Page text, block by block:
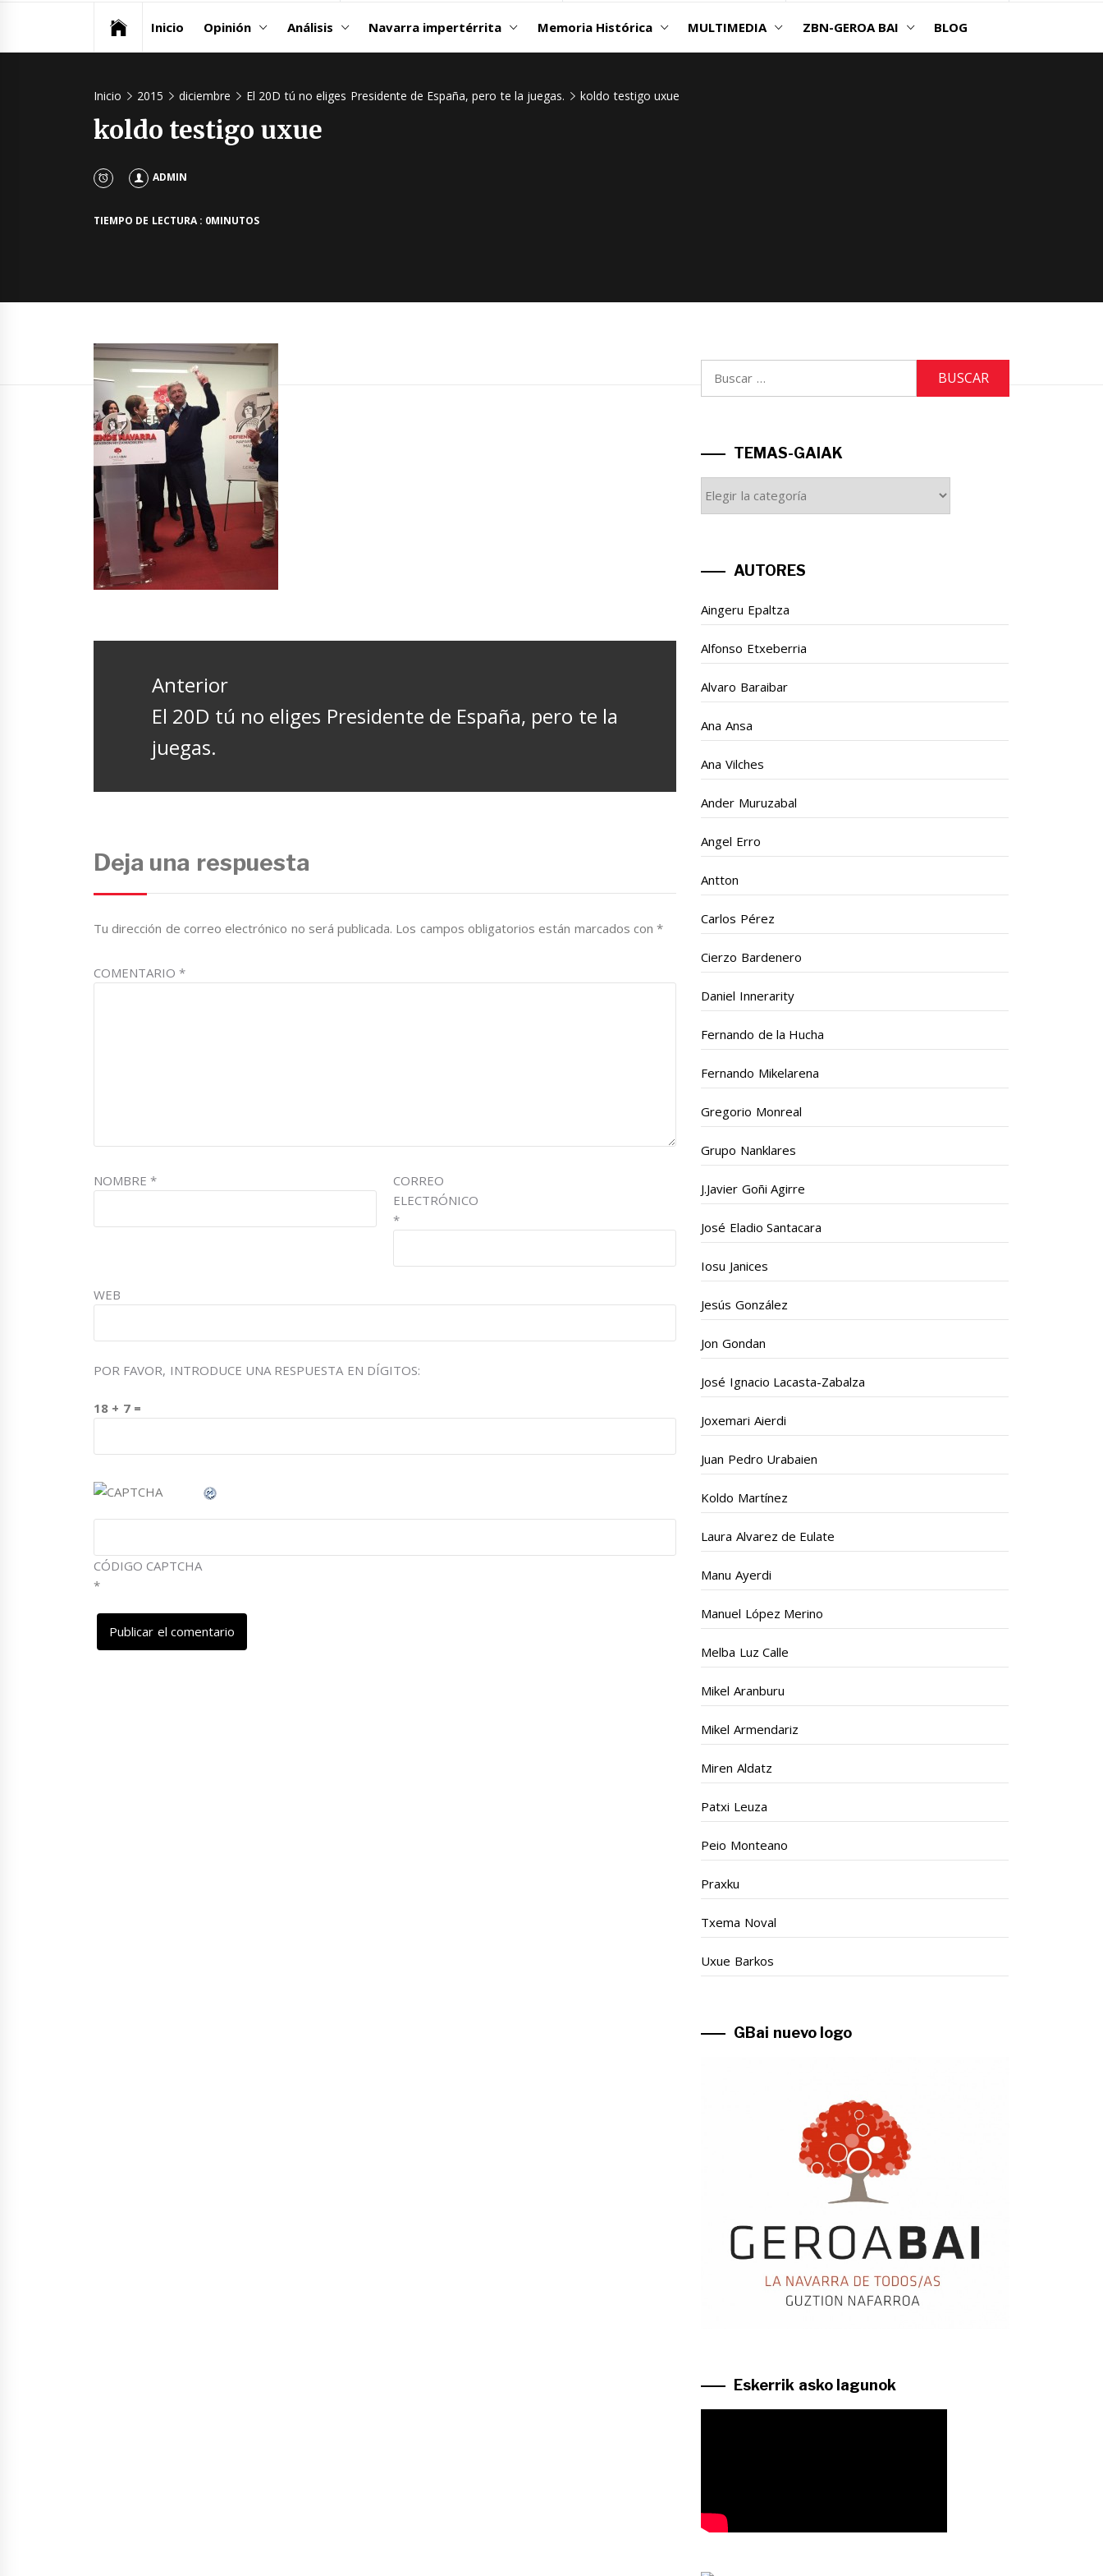
Inicio Opinión Análisis Navarra impertérrita Memoria Histórica MULTIMEDIA ZBN-GEROA BAI BLOG
Inicio 2015 diciembre El 20D tú no eliges Presidente de España, pero te la juegas. koldo testigo uxue
koldo testigo uxue
ADMIN
TIEMPO DE LECTURA : 0MINUTOS
Navegación
entradas
Anterior
Entrada
anterior:
El 20D tú no eliges Presidente de España, pero te la
juegas.
Deja una respuesta
Tu dirección de correo electrónico no será publicada. Los campos obligatorios están marcados con*
COMENTARIO*
NOMBRE*
CORREO
ELECTRÓNICO
*
WEB
POR FAVOR, INTRODUCE UNA RESPUESTA EN DÍGITOS:
18 + 7 =
CÓDIGO CAPTCHA
*
TEMAS-GAIAK
GAIAK
AUTORES
Aingeru Epaltza
Alfonso Etxeberria
Alvaro Baraibar
Ana Ansa
Ana Vilches
Ander Muruzabal
Angel Erro
Antton
Carlos Pérez
Cierzo Bardenero
Daniel Innerarity
Fernando de la Hucha
Fernando Mikelarena
Gregorio Monreal
Grupo Nanklares
J.Javier Goñi Agirre
José Eladio Santacara
Iosu Janices
Jesús González
Jon Gondan
José Ignacio Lacasta-Zabalza
Joxemari Aierdi
Juan Pedro Urabaien
Koldo Martínez
Laura Alvarez de Eulate
Manu Ayerdi
Manuel López Merino
Melba Luz Calle
Mikel Aranburu
Mikel Armendariz
Miren Aldatz
Patxi Leuza
Peio Monteano
Praxku
Txema Noval
Uxue Barkos
GBai nuevo logo
Eskerrik asko lagunok